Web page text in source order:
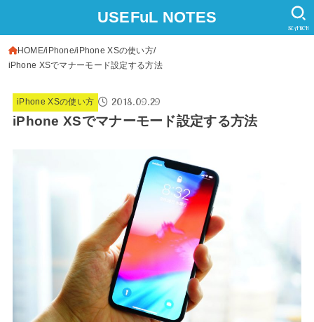
USEFuL NOTES
SEARCH
HOME iPhone iPhone XSの使い方
iPhone XSでマナーモード設定する方法
iPhone XSの使い方 2018.09.29
iPhone XSでマナーモード設定する方法